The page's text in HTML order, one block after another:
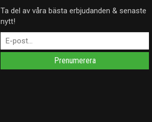
Ta del av våra bästa erbjudanden & senaste
nytt!
Prenumerera